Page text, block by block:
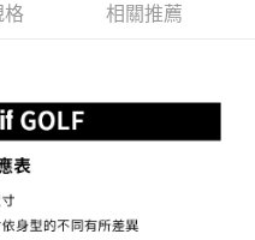
條碼／台灣大直營門市／銀行轉
費。
務，並由商店將買賣／分期付款
公司帳單繳交帳款。
。
即可完成結帳。
簡訊。
視為交易完成。
，但若您需要取消訂單，請聯絡
仍視為有效，需透過AFTEE先享
格 相關推薦